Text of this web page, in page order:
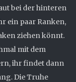
bei der hinteren
ein paar Ranken,
ziehen könnt.
mit dem
ihr findet dann
Die Truhe